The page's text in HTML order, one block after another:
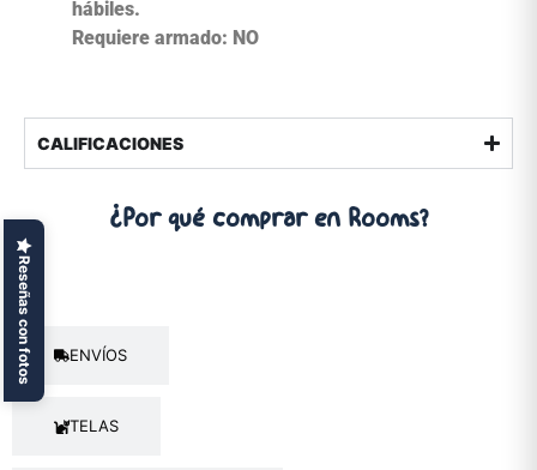
hábiles.
Requiere armado: NO
CALIFICACIONES
¿Por qué comprar en Rooms?
ENVÍOS
TELAS
Reseñas con fotos